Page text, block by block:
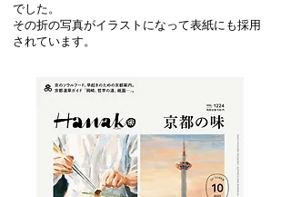
でした。
その折の写真がイラストになって表紙にも採用
されています。